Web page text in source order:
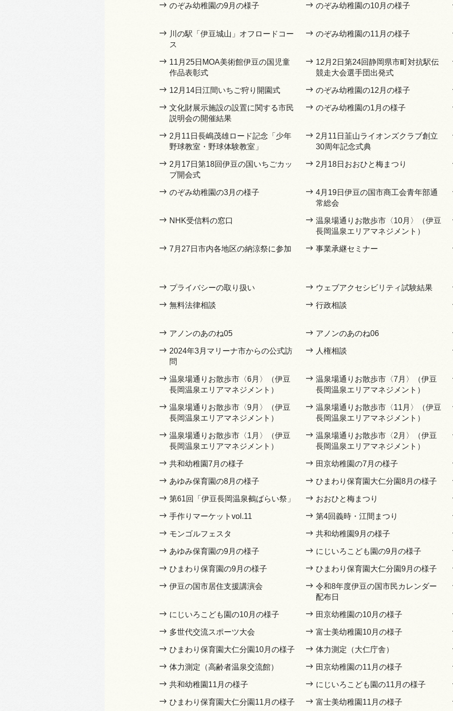
のぞみ幼稚園の9月の様子 のぞみ幼稚園の10月の様子
川の駅「伊豆城山」オフロードコー
ス
のぞみ幼稚園の11月の様子
11月25日MOA美術館伊豆の国児童
作品表彰式
12月2日第24回静岡県市町対抗駅伝
競走大会選手団出発式
12月14日江間いちご狩り開園式 のぞみ幼稚園の12月の様子
文化財展示施設の設置に関する市民
説明会の開催結果
のぞみ幼稚園の1月の様子
2月11日長嶋茂雄ロード記念「少年
野球教室・野球体験教室」
2月11日韮山ライオンズクラブ創立
30周年記念式典
2月17日第18回伊豆の国いちごカッ
プ開会式
2月18日おおひと梅まつり
のぞみ幼稚園の3月の様子
4月19日伊豆の国市商工会青年部通
常総会
NHK受信料の窓口
温泉場通りお散歩市〈10月〉（伊豆
長岡温泉エリアマネジメント）
7月27日市内各地区の納涼祭に参加 事業承継セミナー
プライバシーの取り扱い ウェブアクセシビリティ試験結果
無料法律相談 行政相談
アノンのあのね05 アノンのあのね06
2024年3月マリーナ市からの公式訪
問
人権相談
温泉場通りお散歩市〈6月〉（伊豆
長岡温泉エリアマネジメント）
温泉場通りお散歩市〈7月〉（伊豆
長岡温泉エリアマネジメント）
温泉場通りお散歩市〈9月〉（伊豆
長岡温泉エリアマネジメント）
温泉場通りお散歩市〈11月〉（伊豆
長岡温泉エリアマネジメント）
温泉場通りお散歩市〈1月〉（伊豆
長岡温泉エリアマネジメント）
温泉場通りお散歩市〈2月〉（伊豆
長岡温泉エリアマネジメント）
共和幼稚園7月の様子 田京幼稚園の7月の様子
あゆみ保育園の8月の様子 ひまわり保育園大仁分園8月の様子
第61回「伊豆長岡温泉鵺ばらい祭」 おおひと梅まつり
手作りマーケットvol.11 第4回義時・江間まつり
モンゴルフェスタ 共和幼稚園9月の様子
あゆみ保育園の9月の様子 にじいろこども園の9月の様子
ひまわり保育園の9月の様子 ひまわり保育園大仁分園9月の様子
伊豆の国市居住支援講演会
令和8年度伊豆の国市民カレンダー
配布日
にじいろこども園の10月の様子 田京幼稚園の10月の様子
多世代交流スポーツ大会 富士美幼稚園10月の様子
ひまわり保育園大仁分園10月の様子 体力測定（大仁庁舎）
体力測定（高齢者温泉交流館） 田京幼稚園の11月の様子
共和幼稚園11月の様子 にじいろこども園の11月の様子
ひまわり保育園大仁分園11月の様子 富士美幼稚園11月の様子